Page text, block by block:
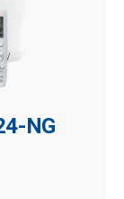
NG